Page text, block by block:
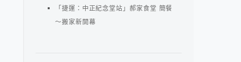
「捷運：中正紀念堂站」郝家食堂 簡餐
～搬家新開幕